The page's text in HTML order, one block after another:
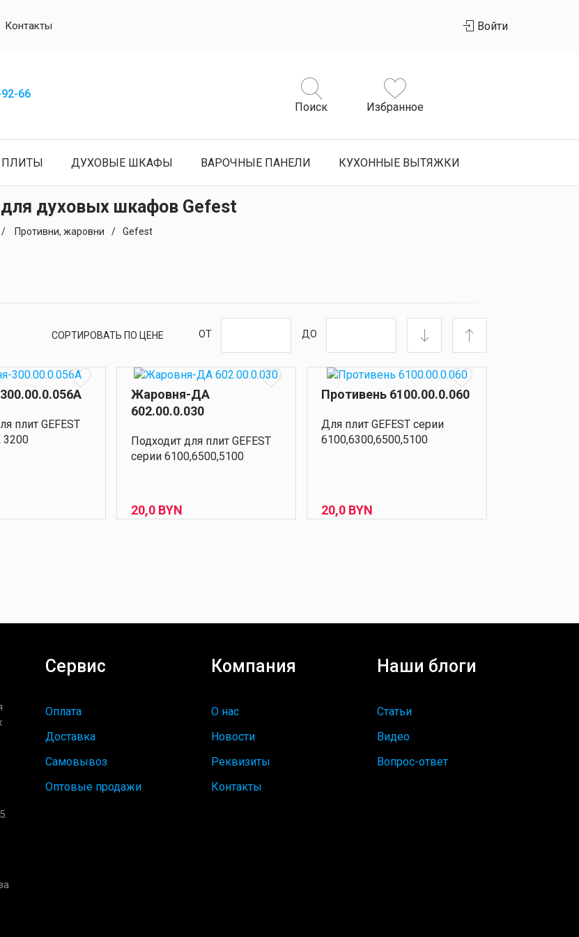
Контакты Войти
66
Поиск
Избранное
ПЛИТЫ ДУХОВЫЕ ШКАФЫ ВАРОЧНЫЕ ПАНЕЛИ КУХОННЫЕ ВЫТЯЖКИ
духовых шкафов Gefest
Противни, жаровни Gefest
СОРТИРОВАТЬ ПО ЦЕНЕ ОТ ДО
плит GEFEST
3200
Жаровня-ДА
602.00.0.030
Подходит для плит GEFEST
серии 6100,6500,5100
20,0 BYN
Противень 6100.00.0.060
Для плит GEFEST серии
6100,6300,6500,5100
20,0 BYN
Сервис
Оплата
Доставка
Самовывоз
Оптовые продажи
Компания
О нас
Новости
Реквизиты
Контакты
Наши блоги
Статьи
Видео
Вопрос-ответ